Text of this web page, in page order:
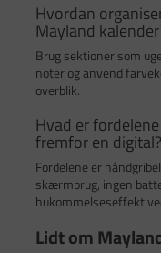
Hvordan
Mayland
Brug sektioner som
noter og anvend
overblik.
Hvad er
fremfor en digital?
Fordelene er
skærmbrug, ingen
hukommelseseffekt
Lidt om